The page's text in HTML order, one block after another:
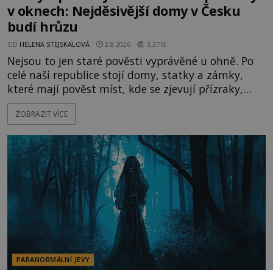
v oknech: Nejděsivější domy v Česku
budí hrůzu
OD HELENA STEJSKALOVÁ 2.8.2026 3.3TIS
Nejsou to jen staré pověsti vyprávěné u ohně. Po
celé naší republice stojí domy, statky a zámky,
které mají pověst míst, kde se zjevují přízraky,
ozývají nevysvětlitelné zvuky nebo se dějí podivné
jevy. Zatímco historici většinou hledají racionální
lokality vykazují nápadně podobná svědectví po
celé generace. A právě tato opakující se svědectví
ZOBRAZIT VÍCE
PARANORMÁLNÍ JEVY